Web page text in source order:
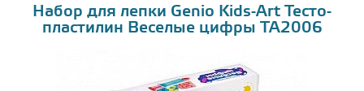
Набор для лепки Genio Kids-Art Тесто-
пластилин Веселые цифры TA2006